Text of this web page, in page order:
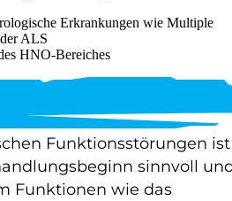
Erkrankungen wie Multiple
ALS
HNO-Bereiches
Funktionsstörungen ist
sinnvoll
Funktionen wie das